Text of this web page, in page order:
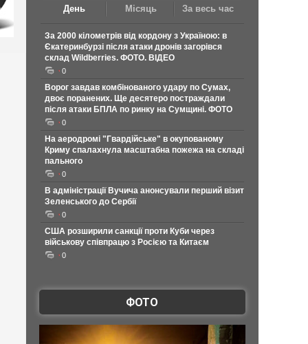
День Місяць За весь час
За 2000 кілометрів від кордону з Україною: в
Єкатеринбурзі після атаки дронів загорівся
склад Wildberries. ФОТО. ВІДЕО
0
Ворог завдав комбінованого удару по Сумах,
двоє поранених. Ще десятеро постраждали
після атаки БПЛА по ринку на Сумщині. ФОТО
0
На аеродромі "Гвардійське" в окупованому
Криму спалахнула масштабна пожежа на складі
пального
0
В адміністрації Вучича анонсували перший візит
Зеленського до Сербії
0
США розширили санкції проти Куби через
військову співпрацю з Росією та Китаєм
0
ФОТО